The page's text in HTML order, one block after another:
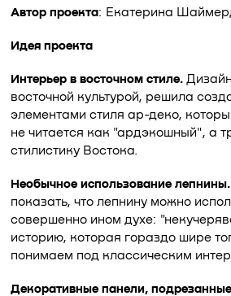
Автор проекта: Екатерина
Идея проекта
Интерьер в восточном стиле.
восточной культурой, решила
элементами стиля ар-деко,
не читается как "ардэкошный", а
стилистику Востока.
Необычное использование лепнины.
показать, что лепнину можно
совершенно ином духе:
историю, которая гораздо шире
понимаем под классическим
Декоративные панели,